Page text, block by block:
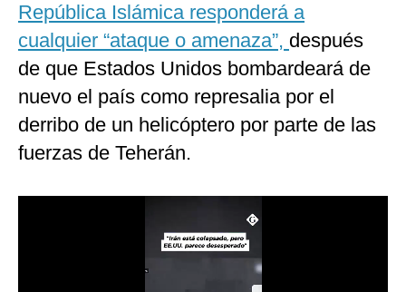
Mix
G de Gestión
República Islámica responderá a
cualquier “ataque o amenaza”, después
de que Estados Unidos bombardeará de
nuevo el país como represalia por el
derribo de un helicóptero por parte de las
fuerzas de Teherán.